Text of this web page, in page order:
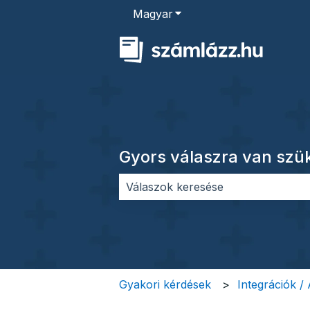
MagyarAlmenü megjelenítése
Gyors válaszra van
Gyakori kérdések Integrációk /